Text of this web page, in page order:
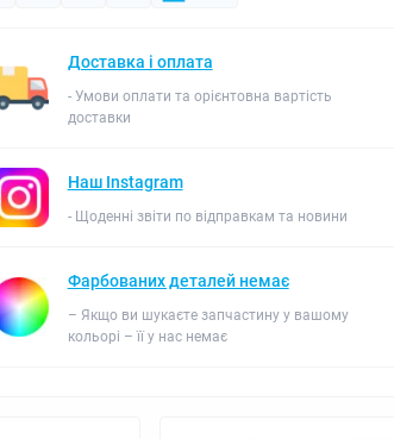
Доставка і оплата
- Умови оплати та орієнтовна вартість
доставки
Наш Instagram
- Щоденні звіти по відправкам та новини
Фарбованих деталей немає
– Якщо ви шукаєте запчастину у вашому
кольорі – її у нас немає